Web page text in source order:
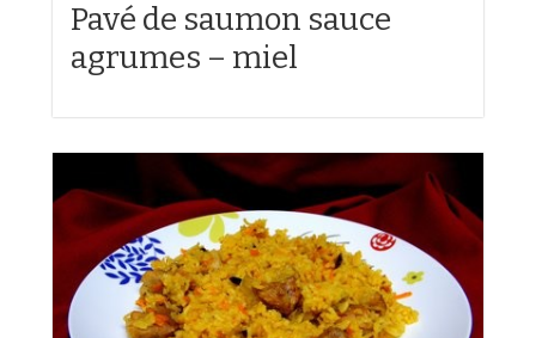
Pavé de saumon sauce
agrumes – miel